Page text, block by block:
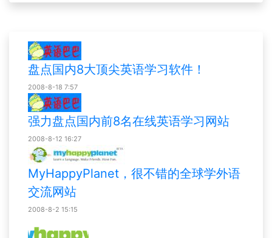
盘点国内8大顶尖英语学习软件！
2008-8-18 7:57
强力盘点国内前8名在线英语学习网站
2008-8-12 16:27
MyHappyPlanet，很不错的全球学外语
交流网站
2008-8-2 15:15